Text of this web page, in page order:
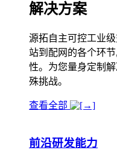
解决方案
源拓自主可控工业
站到配网的各个环
性。为您量身定制
殊挑战。
查看全部
前沿研发能力